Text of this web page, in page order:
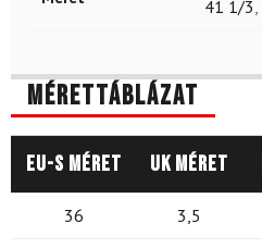
41 1/3,
Mérettáblázat
EU-s méret UK méret
36 3,5